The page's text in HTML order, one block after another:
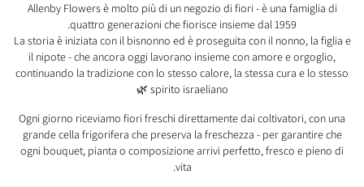
Allenby Flowers è molto più di un negozio di fiori - è una famiglia di
quattro generazioni che fiorisce insieme dal 1959.
La storia è iniziata con il bisnonno ed è proseguita con il nonno, la figlia e
il nipote - che ancora oggi lavorano insieme con amore e orgoglio,
continuando la tradizione con lo stesso calore, la stessa cura e lo stesso
spirito israeliano 🌿
Ogni giorno riceviamo fiori freschi direttamente dai coltivatori, con una
grande cella frigorifera che preserva la freschezza - per garantire che
ogni bouquet, pianta o composizione arrivi perfetto, fresco e pieno di
vita.